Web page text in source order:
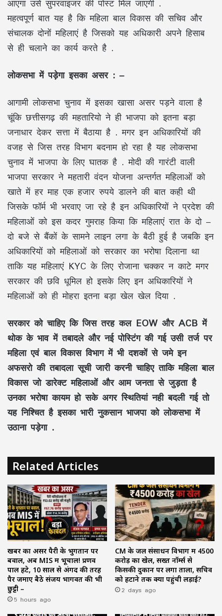
महत्वपूर्ण बात यह है कि महिला बाल विकास की सचिव और
संचालक दोनों महिलाएं है जिसको यह अधिकारी अपने हिसाब
से ही चलाने का कार्य करते है .
लोकसभा में पड़ेगा इसका असर : –
आगामी लोकसभा चुनाव में इसका खासा असर पड़ने वाला है
चूंकि छत्तीसगढ़ की महतारियो ने ही भाजपा को इतना बड़ा
जनाधार देकर सत्ता में बैठाया है . मगर इन अधिकारियों की
वजह से जिस तरह विभाग बदनाम हो रहा है यह लोकसभा
चुनाव में भाजपा के लिए घातक है . मोदी की गारंटी वाली
भाजपा सरकार ने महतारी वंदन योजना अन्तर्गत महिलाओं को
खाते में हर माह एक हजार रुपये डालने की बात कही थी
जिसके फॉर्म भी भरवाए जा रहे है इन अधिकारियों ने प्रदेश की
महिलाओं को इस कदर गुमराह किया कि महिलाएं रात के दो –
दो बजे से बैंकों के सामने लाइन लगा के बैठी हुई है जबकि इन
अधिकारियों को महिलाओं को सरकार का भरोषा दिलाना था
ताकि यह महिलाएं KYC के लिए रोजाना चक्कर न काटे मगर
सरकार की छवि धूमिल हो इसके लिए इन अधिकारियों ने
महिलाओं को ही मोहरा इतना बड़ा खेल खेल दिया .
सरकार को चाहिए कि जिस तरह कल EOW और ACB में
थोक के भाव में तबादले और नई पोस्टिंग की गई उसी तर्ज पर
महिला एवं बाल विकास विभाग में भी दशकों से जमे इन
अफसरो की तबादला सूची जारी करनी चाहिए ताकि महिला बाल
विकास जो डारेक्ट महिलाओं और आम जनता से जुड़ता है
उनका भरोषा कायम हो सके अगर स्थितियां नही बदली गई तो
यह निश्चित है इसका भारी नुकसान भाजपा को लोकसभा में
उठाना पड़ेगा .
Related Articles
खबर का असर पैरी के भुगतान पर
बवाल, अब MIS में भूचाल! प्रणव
पाल हटे, 10 साल से अंगद की तरह
पैर जमाए बैठे संजय भागवत की भी
छुट्टी –
5 hours ago
CM के जल संसाधन विभाग में ₹4500
करोड़ का खेल, सख्त नॉर्म्स से
किसकी दुकान पर लगा ताला, सचिव
को हटाने तक क्यों पहुंची लड़ाई?
2 days ago